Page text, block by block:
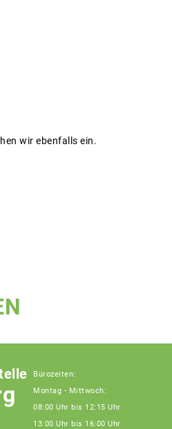
wir ebenfalls ein.
Bürozeiten:
Montag - Mittwoch:
08:00 Uhr bis 12:15 Uhr
13:00 Uhr bis 16:00 Uhr